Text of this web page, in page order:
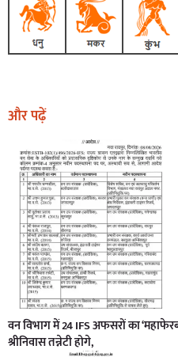
और पढ़ें
वन विभाग में 24 IFS अफसरों का
श्रीनिवास तन्नेटी होगे,